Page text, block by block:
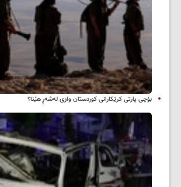
بۆچی پارتی کرێکارانی کوردستان وازی لەشەڕ هێنا؟